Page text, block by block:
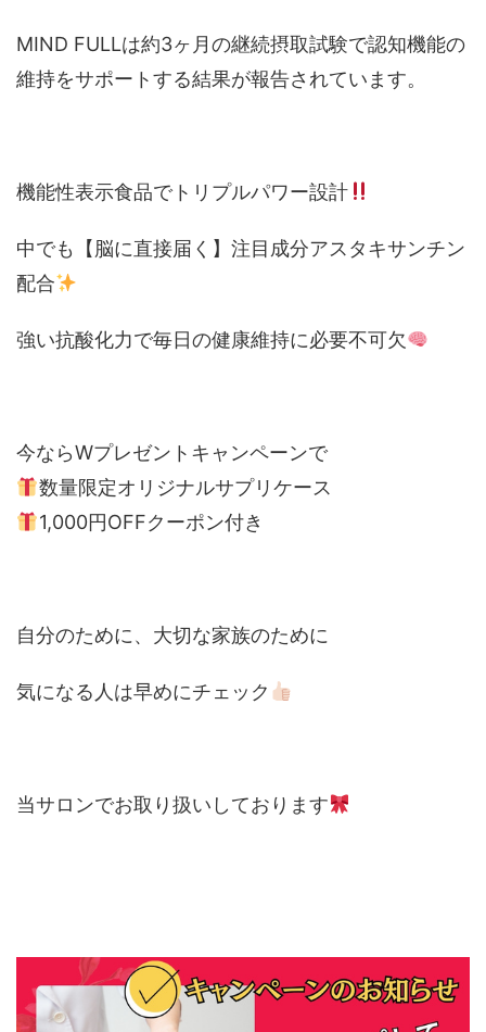
MIND FULLは約3ヶ月の継続摂取試験で認知機能の
維持をサポートする結果が報告されています。
機能性表示食品でトリプルパワー設計
中でも【脳に直接届く】注目成分アスタキサンチン
配合
強い抗酸化力で毎日の健康維持に必要不可欠
今ならWプレゼントキャンペーンで
数量限定オリジナルサプリケース
1,000円OFFクーポン付き
自分のために、大切な家族のために
気になる人は早めにチェック
当サロンでお取り扱いしております